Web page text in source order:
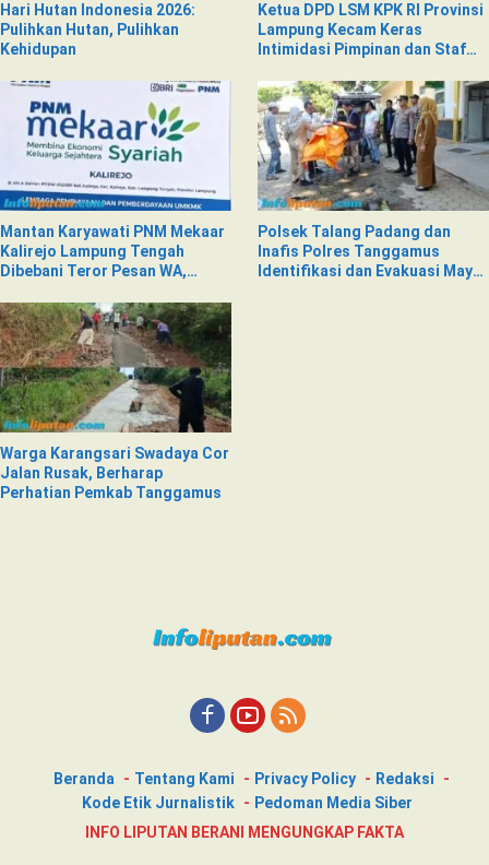
Hari Hutan Indonesia 2026:
Pulihkan Hutan, Pulihkan
Kehidupan
Ketua DPD LSM KPK RI Provinsi
Lampung Kecam Keras
Intimidasi Pimpinan dan Staf
Nad
Mantan Karyawati PNM Mekaar
Kalirejo Lampung Tengah
Dibebani Teror Pesan WA,
Polsek Talang Padang dan
Inafis Polres Tanggamus
Identifikasi dan Evakuasi Mayat
Warga Karangsari Swadaya Cor
Jalan Rusak, Berharap
Perhatian Pemkab Tanggamus
Beranda Tentang Kami Privacy Policy
Redaksi
Kode Etik Jurnalistik
Pedoman Media Siber
INFO LIPUTAN BERANI MENGUNGKAP FAKTA